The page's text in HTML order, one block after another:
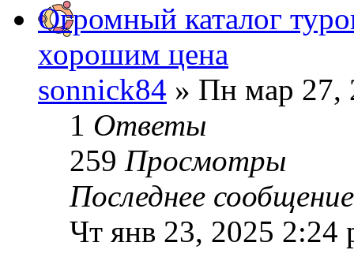
Огромный каталог
хорошим цена
sonnick84 » Пн мар 27,
1 Ответы
259 Просмотры
Последнее
Чт янв 23, 2025 2:24